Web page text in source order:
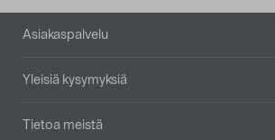
Alatunniste
Asiakaspalvelu
Yleisiä kysymyksiä
Tietoa meistä